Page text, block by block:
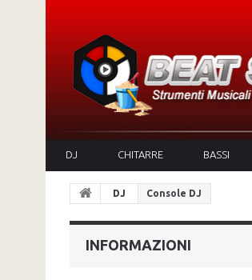
DJ CHITARRE BASSI
DJ Console DJ
INFORMAZIONI